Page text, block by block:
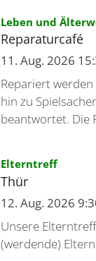
Leben und
Reparaturcafé
11. Aug. 2026
Repariert
hin zu
beantwortet. Die
Elterntreff:
Thür
12. Aug. 2026
Unsere
(werdende)